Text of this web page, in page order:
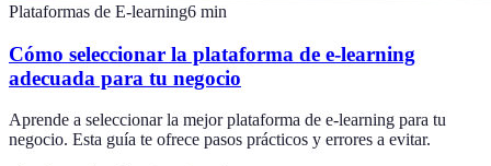
Plataformas de E-learning6 min
Cómo seleccionar la plataforma de e-learning
adecuada para tu negocio
Aprende a seleccionar la mejor plataforma de e-learning para tu
negocio. Esta guía te ofrece pasos prácticos y errores a evitar.